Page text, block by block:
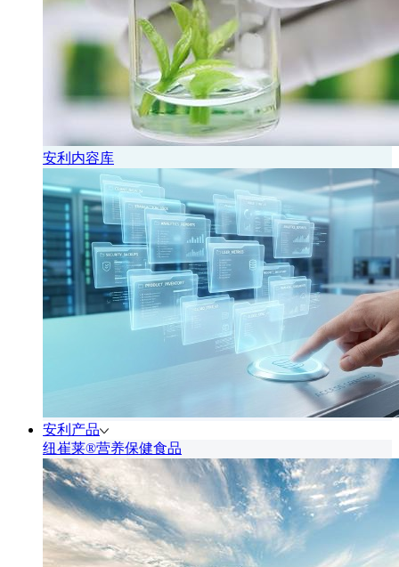
安利内容库
安利产品
纽崔莱®营养保健食品